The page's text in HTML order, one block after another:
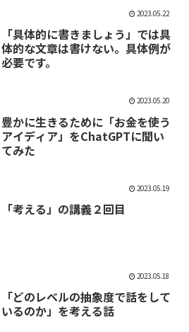
2023.05.22
「具体的に書きましょう」では具
体的な文章は書けない。具体例が
必要です。
2023.05.20
豊かに生きるために「お金を使う
アイディア」をChatGPTに聞い
てみた
2023.05.19
「考える」の講義２回目
2023.05.18
「どのレベルの抽象度で話をして
いるのか」を考える話